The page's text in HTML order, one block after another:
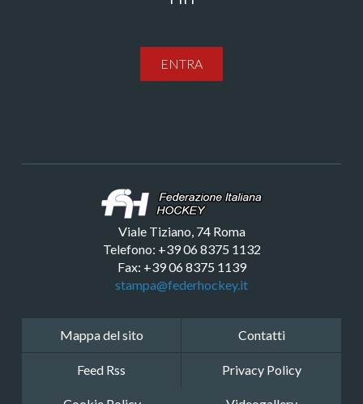
ENTRA
Viale Tiziano, 74 Roma
Telefono: +39 06 8375 1132
Fax: +39 06 8375 1139
stampa@federhockey.it
Mappa del sito Contatti
Feed Rss Privacy Policy